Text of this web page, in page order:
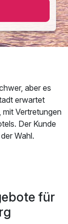
aber es
erwartet
mit Vertretungen
Der Kunde
Wahl.
für